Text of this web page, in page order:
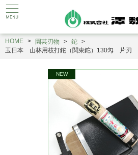
HOME 園芸刃物
鉈
玉日本 山林用枝打鉈（関東鉈）130匁 片刃